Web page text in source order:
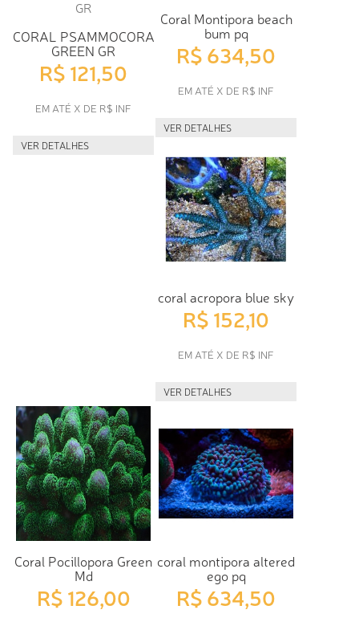
CORAL PSAMMOCORA
GREEN GR
R$ 121,50
EM ATÉ X DE R$ INF
VER DETALHES
Coral Montipora beach
bum pq
R$ 634,50
EM ATÉ X DE R$ INF
VER DETALHES
coral acropora blue sky
R$ 152,10
EM ATÉ X DE R$ INF
VER DETALHES
Coral Pocillopora Green
Md
R$ 126,00
coral montipora altered
ego pq
R$ 634,50